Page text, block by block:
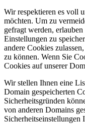
Wir respektieren es voll
möchten. Um zu
gefragt werden,
Einstellungen zu
andere Cookies
zu können. Wenn Sie
Cookies auf unserer
Wir stellen Ihnen eine
Domain gespeicherten
Sicherheitsgründen
von anderen Domains
Sicherheitseinstellungen